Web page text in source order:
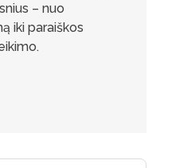
– nuo
iki paraiškos